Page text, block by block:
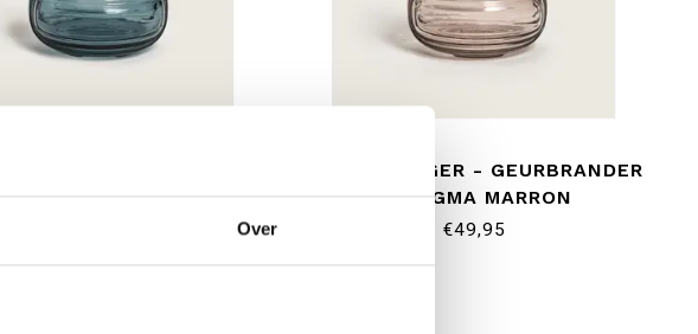
Over
- ENIGMA BLEUE
LAMPE BERGER - GEURBRANDER
- ENIGMA MARRON
€49,95